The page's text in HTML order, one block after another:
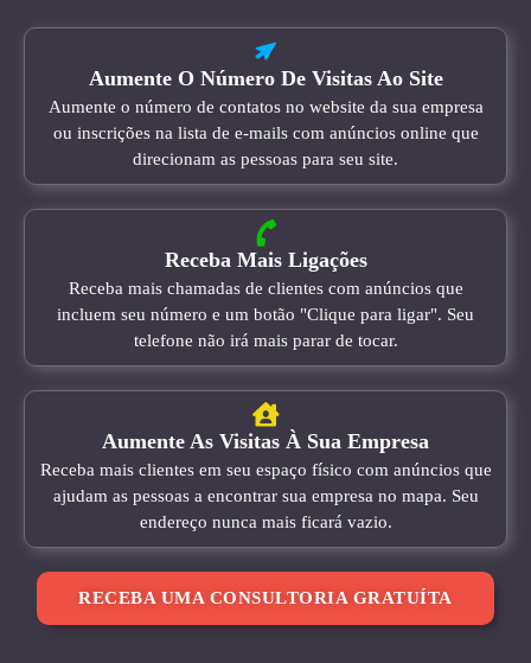
Aumente O Número De Visitas Ao Site
Aumente o número de contatos no website da sua empresa
ou inscrições na lista de e-mails com anúncios online que
direcionam as pessoas para seu site.
Receba Mais Ligações
Receba mais chamadas de clientes com anúncios que
incluem seu número e um botão "Clique para ligar". Seu
telefone não irá mais parar de tocar.
Aumente As Visitas À Sua Empresa
Receba mais clientes em seu espaço físico com anúncios que
ajudam as pessoas a encontrar sua empresa no mapa. Seu
endereço nunca mais ficará vazio.
RECEBA UMA CONSULTORIA GRATUÍTA